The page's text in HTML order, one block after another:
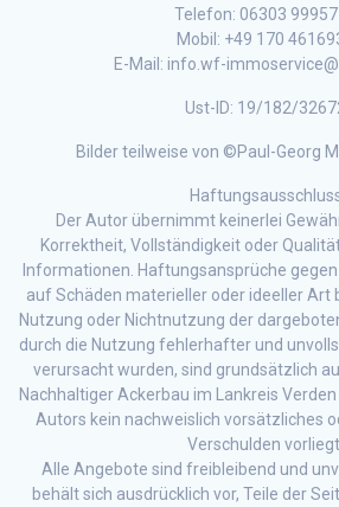
Telefon: 06303
Mobil: +49 170
E-Mail: info.wf-
Ust-ID: 19/182/
Bilder teilweise von ©Paul-Georg
Der Autor übernimmt keinerlei
Korrektheit, Vollständigkeit oder
Informationen. Haftungsansprüche
auf Schäden materieller oder ideeller Art
Nutzung oder Nichtnutzung der
durch die Nutzung fehlerhafter und
verursacht wurden, sind grundsätzlich
Nachhaltiger Ackerbau im Lankreis
Autors kein nachweislich vorsätzliches
Verschulden vorliegt.
Alle Angebote sind freibleibend und
behält sich ausdrücklich vor, Teile der